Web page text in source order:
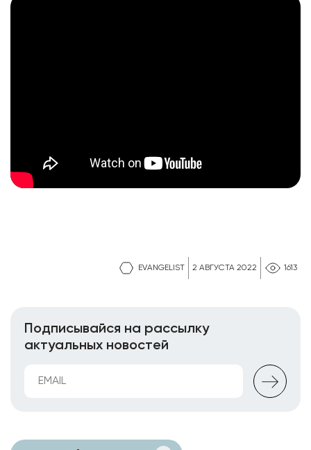
EVANGELIST 2 АВГУСТА 2022 1613
Подписывайся на рассылку
актуальных новостей